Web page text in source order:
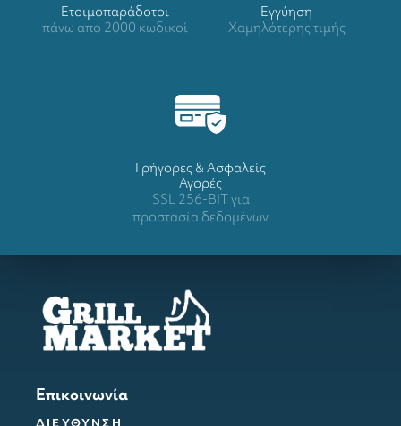
Ετοιμοπαράδοτοι
πάνω απο 2000 κωδικοί
Eγγύηση
Χαμηλότερης τιμής
Γρήγορες & Ασφαλείς
Αγορές
SSL 256-BIT για
προστασία δεδομένων
Επικοινωνία
ΔΙΕΥΘΥΝΣΗ